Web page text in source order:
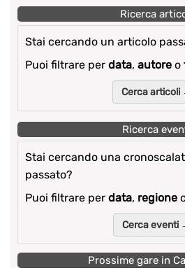
Ricerca
Stai cercando un articolo
Puoi filtrare per data, autore o
Cerca articoli
Ricerca
Stai cercando una
passato?
Puoi filtrare per data, regione
Cerca eventi
Prossime gare in